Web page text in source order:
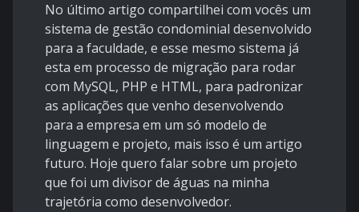
No último artigo compartilhei com vocês um
sistema de gestão condominial desenvolvido
para a faculdade, e esse mesmo sistema já
esta em processo de migração para rodar
com MySQL, PHP e HTML, para padronizar
as aplicações que venho desenvolvendo
para a empresa em um só modelo de
linguagem e projeto, mais isso é um artigo
futuro. Hoje quero falar sobre um projeto
que foi um divisor de águas na minha
trajetória como desenvolvedor.